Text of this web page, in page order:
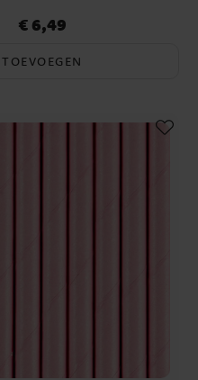
Prijs:€ 6,49
€ 6,49
TOEVOEGEN